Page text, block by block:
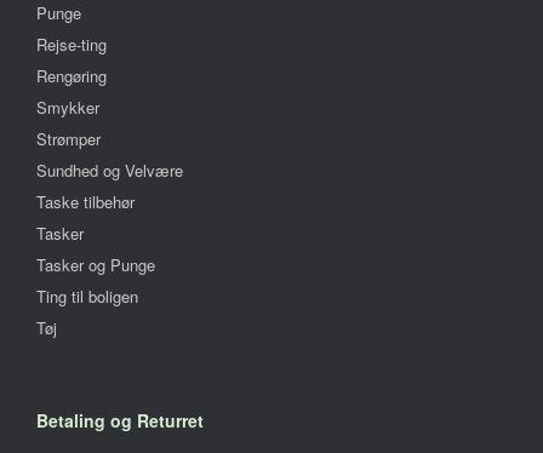
Punge
Rejse-ting
Rengøring
Smykker
Strømper
Sundhed og Velvære
Taske tilbehør
Tasker
Tasker og Punge
Ting til boligen
Tøj
Betaling og Returret